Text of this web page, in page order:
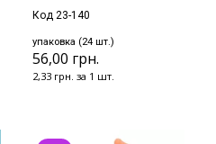
Код 23-140
упаковка (24 шт.)
56,00 грн.
2,33 грн. за 1 шт.